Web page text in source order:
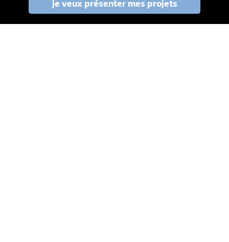
je veux présenter mes projets